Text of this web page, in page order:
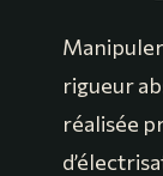
rigueur
réalisée